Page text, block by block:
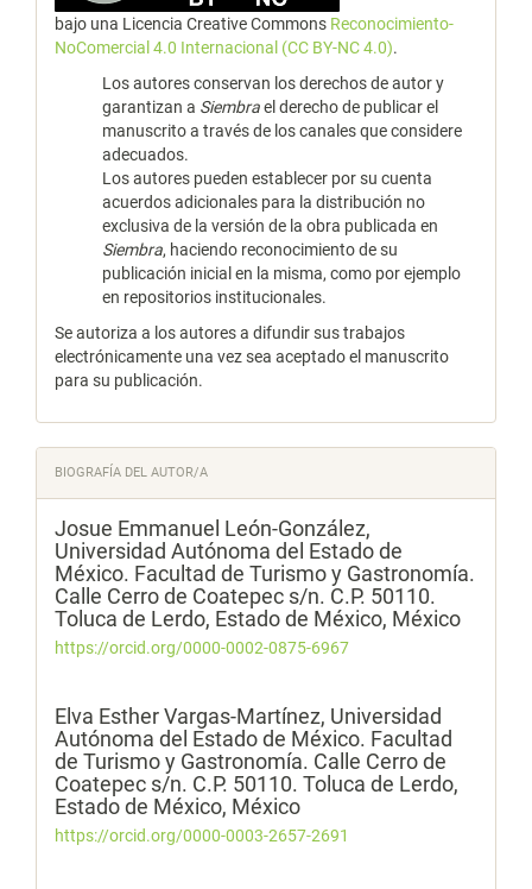
bajo una Licencia Creative Commons Reconocimiento-
NoComercial 4.0 Internacional (CC BY-NC 4.0).
Los autores conservan los derechos de autor y
garantizan a Siembrael derecho de publicar el
manuscrito a través de los canales que considere
adecuados.
Los autores pueden establecer por su cuenta
acuerdos adicionales para la distribución no
exclusiva de la versión de la obra publicada en
Siembra, haciendo reconocimiento de su
publicación inicial en la misma, como por ejemplo
en repositorios institucionales.
Se autoriza a los autores a difundir sus trabajos
electrónicamente una vez sea aceptado el manuscrito
para su publicación.
BIOGRAFÍA DEL AUTOR/A
Josue Emmanuel León-González,
Universidad Autónoma del Estado de
México. Facultad de Turismo y Gastronomía.
Calle Cerro de Coatepec s/n. C.P. 50110.
Toluca de Lerdo, Estado de México, México
https://orcid.org/0000-0002-0875-6967
Elva Esther Vargas-Martínez, Universidad
Autónoma del Estado de México. Facultad
de Turismo y Gastronomía. Calle Cerro de
Coatepec s/n. C.P. 50110. Toluca de Lerdo,
Estado de México, México
https://orcid.org/0000-0003-2657-2691